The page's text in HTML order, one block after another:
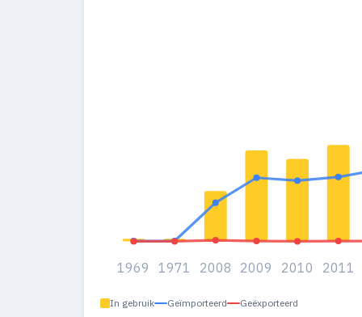
1969 1971 2008 2009 2010 2011
In gebruik Geïmporteerd Geëxporteerd